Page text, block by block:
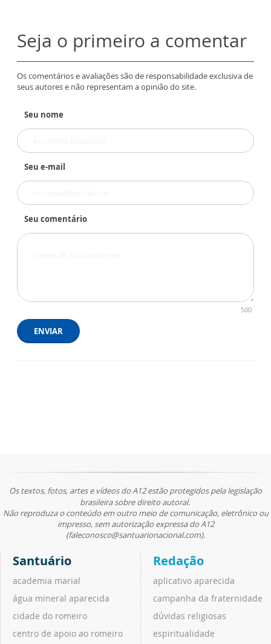
Seja o primeiro a comentar
Os comentários e avaliações são de responsabilidade exclusiva de
seus autores e não representam a opinião do site.
Seu nome
Seu e-mail
Seu comentário
500
ENVIAR
Os textos, fotos, artes e vídeos do A12 estão protegidos pela legislação
brasileira sobre direito autoral.
Não reproduza o conteúdo em outro meio de comunicação, eletrônico ou
impresso, sem autorização expressa do A12
(faleconosco@santuarionacional.com).
Santuário
academia marial
água mineral aparecida
cidade do romeiro
centro de apoio ao romeiro
Redação
aplicativo aparecida
campanha da fraternidade
dúvidas religiosas
espiritualidade